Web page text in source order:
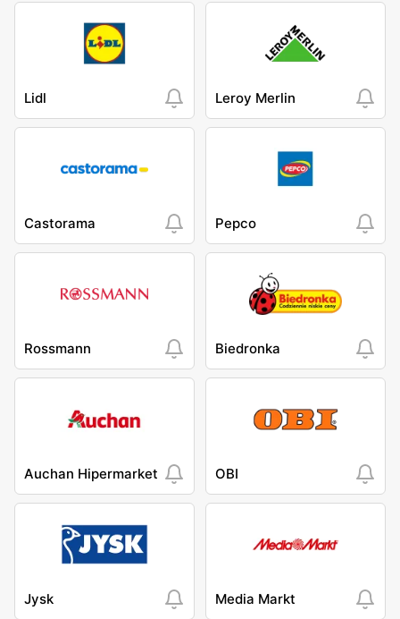
Lidl Leroy Merlin
Castorama Pepco
Rossmann Biedronka
Auchan Hipermarket OBI
Jysk Media Markt